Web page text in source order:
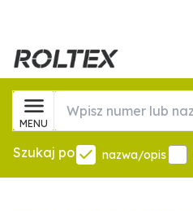
MENU
Szukaj po nazwa/opis